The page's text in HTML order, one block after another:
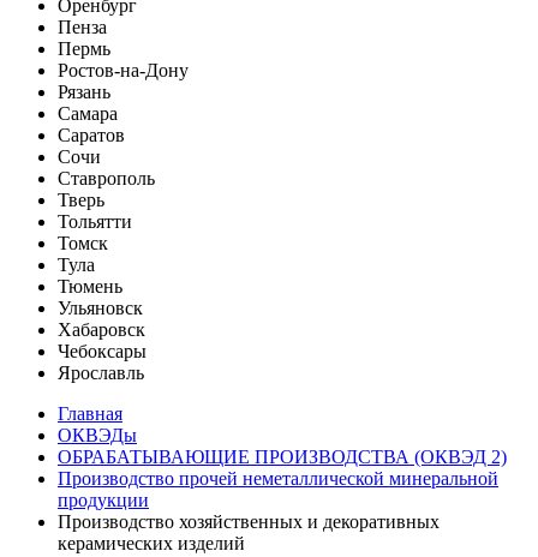
Оренбург
Пенза
Пермь
Ростов-на-Дону
Рязань
Самара
Саратов
Сочи
Ставрополь
Тверь
Тольятти
Томск
Тула
Тюмень
Ульяновск
Хабаровск
Чебоксары
Ярославль
Главная
ОКВЭДы
ОБРАБАТЫВАЮЩИЕ ПРОИЗВОДСТВА (ОКВЭД 2)
Производство прочей неметаллической минеральной
продукции
Производство хозяйственных и декоративных
керамических изделий